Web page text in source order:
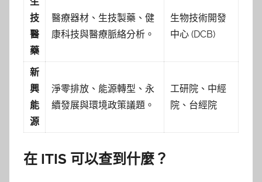
技
醫
藥
醫療器材、生技製藥、健
康科技與醫療脈絡分析。
生物技術開發
中心 (DCB)
新
興
能
源
淨零排放、能源轉型、永
續發展與環境政策議題。
工研院、中經
院、台經院
在 ITIS 可以查到什麼？